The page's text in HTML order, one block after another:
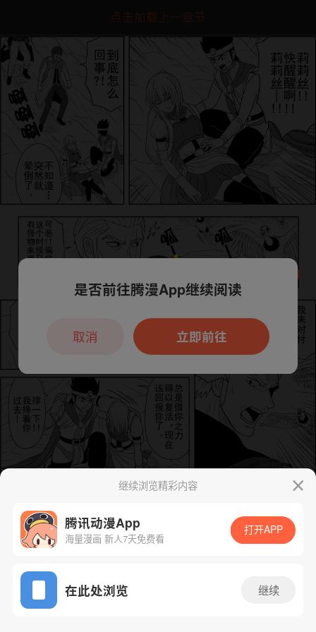
点击加载上一章节
App免费看
下一话 腾漫App免费看
继续浏览精彩内容
腾讯动漫App
海量漫画 新人7天免费看
打开APP
在此处浏览 继续
本章节仅支持App阅读，可打开App新用
户7天免费看
是否前往腾漫App继续阅读
立即前往
取消